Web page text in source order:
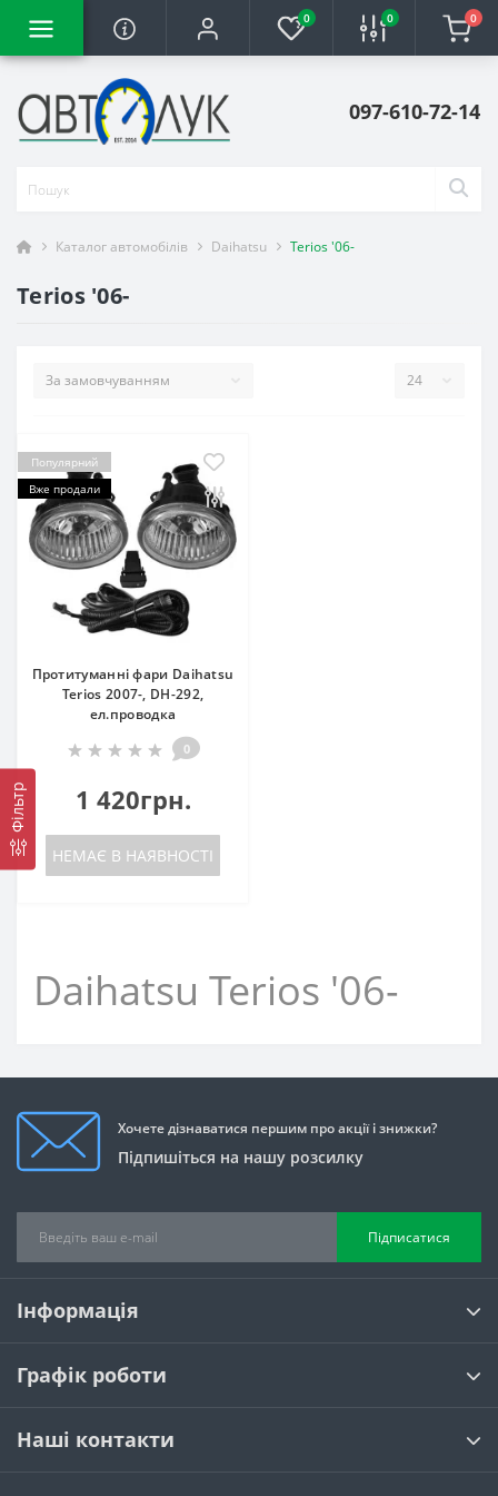
0 0 0
097-610-72-14
Каталог автомобілів Daihatsu Terios '06-
Terios '06-
Фільтр
Популярний
Вже продали
Протитуманні фари Daihatsu
Terios 2007-, DH-292,
ел.проводка
0
1 420грн.
НЕМАЄ В НАЯВНОСТІ
Daihatsu Terios '06-
Хочете дізнаватися першим про акції і знижки?
Підпишіться на нашу розсилку
Підписатися
Інформація
Графік роботи
Наші контакти